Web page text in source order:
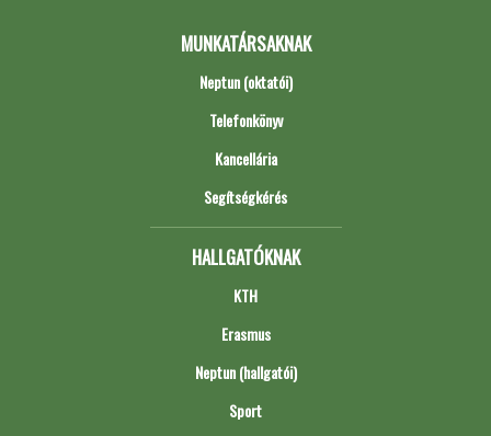
MUNKATÁRSAKNAK
Neptun (oktatói)
Telefonkönyv
Kancellária
Segítségkérés
HALLGATÓKNAK
KTH
Erasmus
Neptun (hallgatói)
Sport